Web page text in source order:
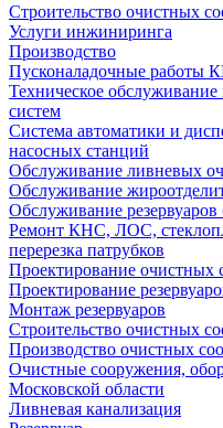
Строительство очистных
Услуги инжиниринга
Производство
Пусконаладочные
Техническое
систем
Система автоматики и
насосных станций
Обслуживание ливневых
Обслуживание
Обслуживание
Ремонт КНС, ЛОС,
перерезка патрубков
Проектирование
Проектирование
Монтаж резервуаров
Строительство очистных
Производство очистных
Очистные сооружения,
Московской области
Ливневая канализация